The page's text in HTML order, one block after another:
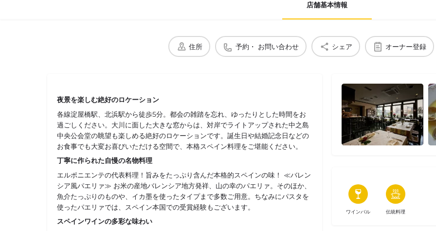
店舗基本情報
住所 予約・ お問い合わせ シェア オーナー登録
夜景を楽しむ絶好のロケーション
各線淀屋橋駅、北浜駅から徒歩5分。都会の雑踏を忘れ、ゆったりとした時間をお
過ごしください。大川に面した大きな窓からは、対岸でライトアップされた中之島
中央公会堂の眺望も楽しめる絶好のロケーションです。誕生日や結婚記念日などの
お食事でも大変お喜びいただける空間で、本格スペイン料理をご堪能ください。
丁寧に作られた自慢の名物料理
エルポニエンテの代表料理！旨みをたっぷり含んだ本格的スペインの味！ ≪バレン
シア風パエリァ≫ お米の産地バレンシア地方発祥、山の幸のパエリァ。そのほか、
魚介たっぷりのものや、イカ墨を使ったタイプまで多数ご用意。ちなみにパスタを
使ったパエリァでは、スペイン本国での受賞経験もございます。
スペインワインの多彩な味わい
ワインバル 伝統料理